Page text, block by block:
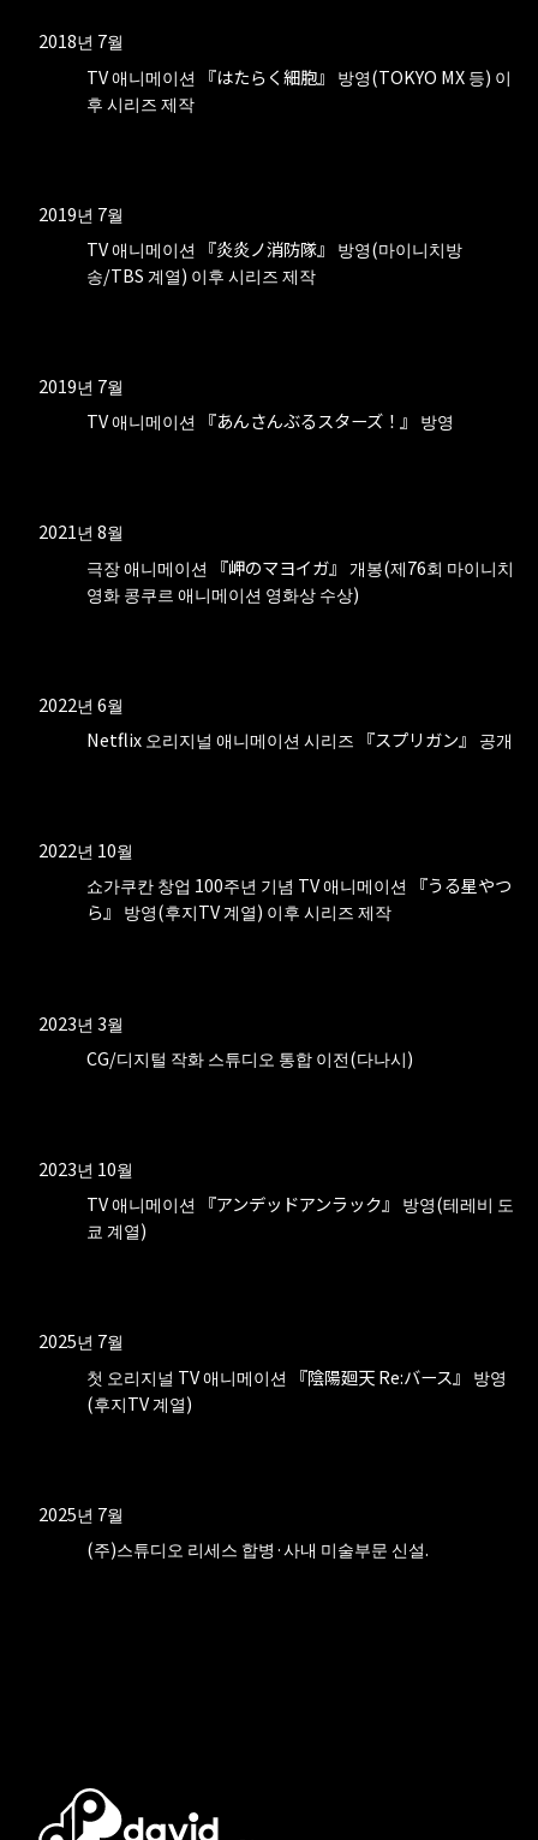
2018년 7월
TV 애니메이션 『はたらく細胞』 방영(TOKYO MX 등) 이
후 시리즈 제작
2019년 7월
TV 애니메이션 『炎炎ノ消防隊』 방영(마이니치방
송/TBS 계열) 이후 시리즈 제작
2019년 7월
TV 애니메이션 『あんさんぶるスターズ！』 방영
2021년 8월
극장 애니메이션 『岬のマヨイガ』 개봉(제76회 마이니치
영화 콩쿠르 애니메이션 영화상 수상)
2022년 6월
Netflix 오리지널 애니메이션 시리즈 『スプリガン』 공개
2022년 10월
쇼가쿠칸 창업 100주년 기념 TV 애니메이션 『うる星やつ
ら』 방영(후지TV 계열) 이후 시리즈 제작
2023년 3월
CG/디지털 작화 스튜디오 통합 이전(다나시)
2023년 10월
TV 애니메이션 『アンデッドアンラック』 방영(테레비 도
쿄 계열)
2025년 7월
첫 오리지널 TV 애니메이션 『陰陽廻天 Re:バース』 방영
(후지TV 계열)
2025년 7월
(주)스튜디오 리세스 합병·사내 미술부문 신설.